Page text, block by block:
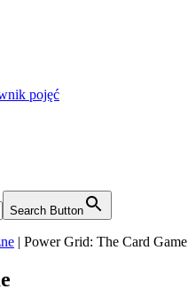
pojęć
Search Button
| Power Grid: The Card Game